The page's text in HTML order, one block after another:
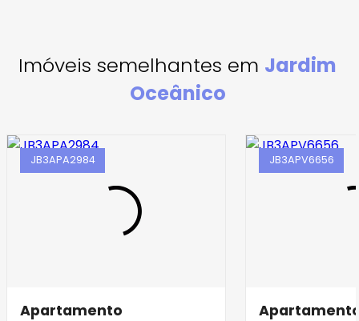
Imóveis semelhantes em Jardim
Oceânico
JB3APA2984
Apartamento
JB3APV6656